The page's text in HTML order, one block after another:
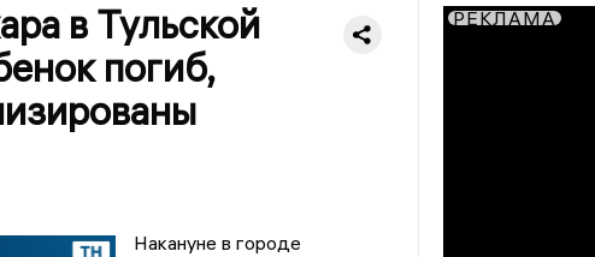
в Тульской
погиб,
Накануне в городе
РЕКЛАМА